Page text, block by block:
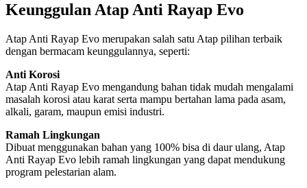
Keunggulan Atap Anti Rayap Evo
Atap Anti Rayap Evo merupakan salah satu Atap pilihan terbaik
dengan bermacam keunggulannya, seperti:
Anti Korosi
Atap Anti Rayap Evo mengandung bahan tidak mudah mengalami
masalah korosi atau karat serta mampu bertahan lama pada asam,
alkali, garam, maupun emisi industri.
Ramah Lingkungan
Dibuat menggunakan bahan yang 100% bisa di daur ulang, Atap
Anti Rayap Evo lebih ramah lingkungan yang dapat mendukung
program pelestarian alam.